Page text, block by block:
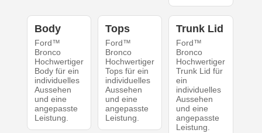
Body
Ford™
Bronco
Hochwertiger
Body für ein
individuelles
Aussehen
und eine
angepasste
Leistung.
Tops
Ford™
Bronco
Hochwertiger
Tops für ein
individuelles
Aussehen
und eine
angepasste
Leistung.
Trunk Lid
Ford™
Bronco
Hochwertiger
Trunk Lid für
ein
individuelles
Aussehen
und eine
angepasste
Leistung.